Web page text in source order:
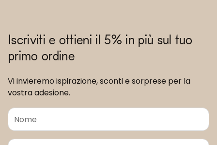
Iscriviti e ottieni il 5% in più sul tuo
primo ordine
Vi invieremo ispirazione, sconti e sorprese per la
vostra adesione.